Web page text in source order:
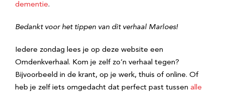
dementie.
Bedankt voor het tippen van dit verhaal Marloes!
Iedere zondag lees je op deze website een
Omdenkverhaal. Kom je zelf zo’n verhaal tegen?
Bijvoorbeeld in de krant, op je werk, thuis of online. Of
heb je zelf iets omgedacht dat perfect past tussen alle